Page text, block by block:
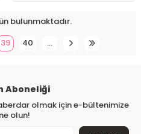
bulunmaktadır.
39 40 …
Aboneliği
olmak için e-bültenimize
olun!